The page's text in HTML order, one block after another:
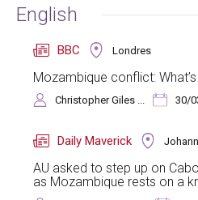
English
BBC Londres
Mozambique conflict:
Christopher Giles ... 30/
Daily Maverick
AU asked to step up on
as Mozambique rests on a